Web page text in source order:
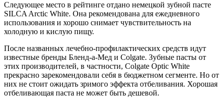
Следующее место в рейтинге отдано немецкой зубной пасте
SILCA Arctic White. Она рекомендована для ежедневного
использования и хорошо снимает чувствительность на
холодную и кислую пищу.
После названных лечебно-профилактических средств идут
известные бренды Бленд-а-Мед и Colgate. Зубные пасты от
этих производителей, в частности, Colgate Optic White
прекрасно зарекомендовали себя в бюджетном сегменте. Но от
них не стоит ожидать зримого эффекта отбеливания. Хорошая
отбеливающая паста не может быть дешевой.